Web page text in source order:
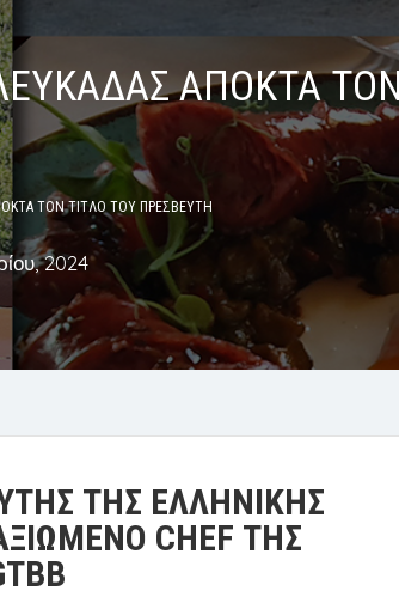
ΑΠΟΚΤΑ
ΤΟΝ ΤΙΤΛΟ ΤΟΥ ΠΡΕΣΒΕΥΤΗ
2024
ΤΗΣ ΕΛΛΗΝΙΚΗΣ
CHEF ΤΗΣ